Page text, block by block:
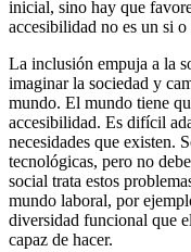
inicial, sino hay que
accesibilidad no es un si o
La inclusión empuja a la
imaginar la sociedad y
mundo. El mundo tiene
accesibilidad. Es difícil
necesidades que existen.
tecnológicas, pero no
social trata estos
mundo laboral, por
diversidad funcional que
capaz de hacer.